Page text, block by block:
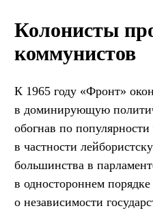
Колонисты
коммунистов
К 1965 году «Фронт»
в доминирующую
обогнав по
в частности
большинства в
в одностороннем порядке
о независимости